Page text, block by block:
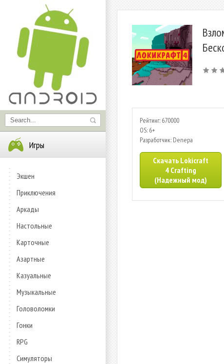
Игры
Экшен
Приключения
Аркады
Настольные
Карточные
Азартные
Казуальные
Музыкальные
Головоломки
Гонки
RPG
Симуляторы
Рейтинг: 670000
OS: 6+
Разработчик: Denepa
Скачать Lokicraft
4 Crafting
(Надежный мод)